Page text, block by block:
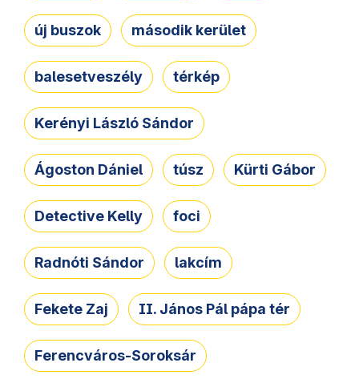
új buszok második kerület
balesetveszély térkép
Kerényi László Sándor
Ágoston Dániel túsz Kürti Gábor
Detective Kelly foci
Radnóti Sándor lakcím
Fekete Zaj II. János Pál pápa tér
Ferencváros-Soroksár